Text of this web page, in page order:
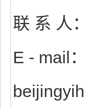
联 系 人
E - mail